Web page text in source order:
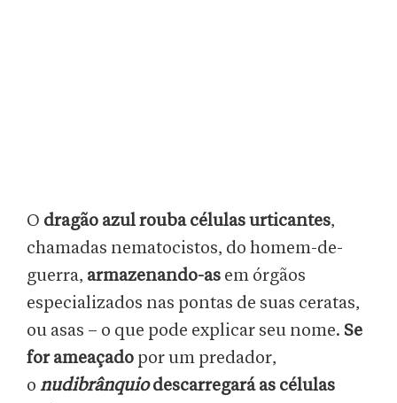
O dragão azul rouba células urticantes,
chamadas nematocistos, do homem-de-
guerra, armazenando-as em órgãos
especializados nas pontas de suas ceratas,
ou asas – o que pode explicar seu nome. Se
for ameaçado por um predador,
o nudibrânquiodescarregará as células